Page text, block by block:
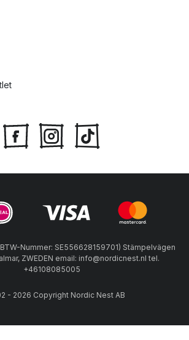
Nummer: SE556628159701) Stämpelvägen
ZWEDEN email: info@nordicnest.nl tel.
+46108085005
- 2026 Copyright Nordic Nest AB